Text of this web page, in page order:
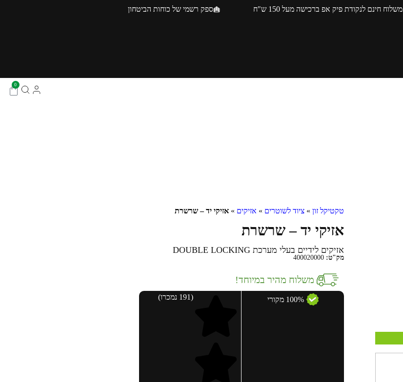
משלוח חינם לנקודת פיק אפ ברכישה מעל 150 ש"ח ספק רשמי של כוחות הביטחון
0
טקטיקל זון » ציוד לשוטרים » אזיקים » אזיקי יד – שרשרת
אזיקי יד – שרשרת
אזיקים לידיים בעלי מערכת DOUBLE LOCKING
מק"ט:
משלוח מהיר במיוחד!
100% מקורי (191 נמכרו)